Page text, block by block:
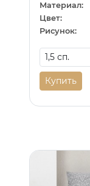
Материал:
Цвет:
Рисунок:
Купить